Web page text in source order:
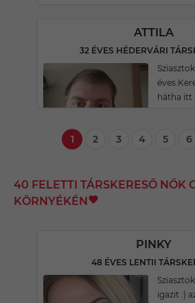
ATTILA
32 ÉVES HÉDERVÁRI
hátha itt
1 2 3 4 5 6
40 FELETTI TÁRSKERESŐ NŐK
KÖRNYÉKÉN
PINKY
48 ÉVES LENTII
igazit :)